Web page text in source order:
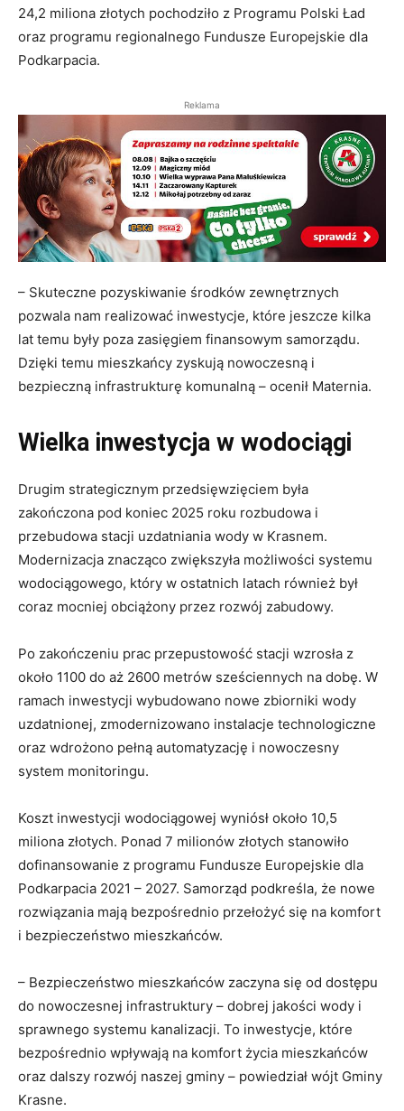
24,2 miliona złotych pochodziło z Programu Polski Ład
oraz programu regionalnego Fundusze Europejskie dla
Podkarpacia.
Reklama
– Skuteczne pozyskiwanie środków zewnętrznych
pozwala nam realizować inwestycje, które jeszcze kilka
lat temu były poza zasięgiem finansowym samorządu.
Dzięki temu mieszkańcy zyskują nowoczesną i
bezpieczną infrastrukturę komunalną – ocenił Maternia.
Wielka inwestycja w wodociągi
Drugim strategicznym przedsięwzięciem była
zakończona pod koniec 2025 roku rozbudowa i
przebudowa stacji uzdatniania wody w Krasnem.
Modernizacja znacząco zwiększyła możliwości systemu
wodociągowego, który w ostatnich latach również był
coraz mocniej obciążony przez rozwój zabudowy.
Po zakończeniu prac przepustowość stacji wzrosła z
około 1100 do aż 2600 metrów sześciennych na dobę. W
ramach inwestycji wybudowano nowe zbiorniki wody
uzdatnionej, zmodernizowano instalacje technologiczne
oraz wdrożono pełną automatyzację i nowoczesny
system monitoringu.
Koszt inwestycji wodociągowej wyniósł około 10,5
miliona złotych. Ponad 7 milionów złotych stanowiło
dofinansowanie z programu Fundusze Europejskie dla
Podkarpacia 2021 – 2027. Samorząd podkreśla, że nowe
rozwiązania mają bezpośrednio przełożyć się na komfort
i bezpieczeństwo mieszkańców.
– Bezpieczeństwo mieszkańców zaczyna się od dostępu
do nowoczesnej infrastruktury – dobrej jakości wody i
sprawnego systemu kanalizacji. To inwestycje, które
bezpośrednio wpływają na komfort życia mieszkańców
oraz dalszy rozwój naszej gminy – powiedział wójt Gminy
Krasne.